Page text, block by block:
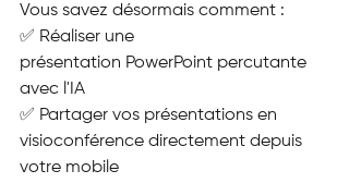
Vous savez désormais comment :
✅ Réaliser une
présentation PowerPoint percutante
avec l'IA
✅ Partager vos présentations en
visioconférence directement depuis
votre mobile